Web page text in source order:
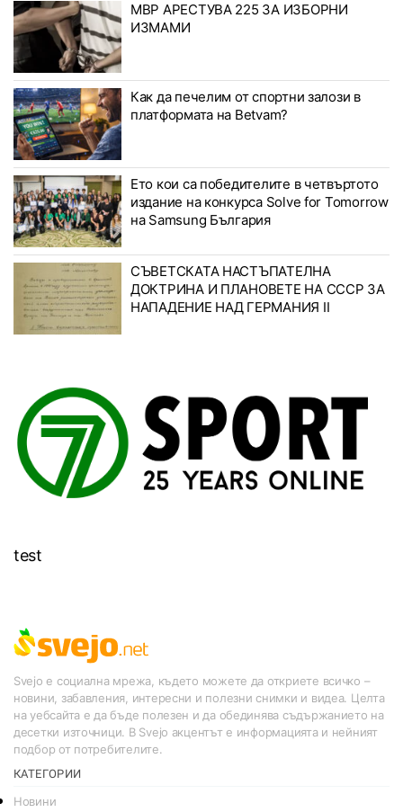
МВР АРЕСТУВА 225 ЗА ИЗБОРНИ
ИЗМАМИ
Как да печелим от спортни залози в
платформата на Betvam?
Ето кои са победителите в четвъртото
издание на конкурса Solve for Tomorrow
на Samsung България
СЪВЕТСКАТА НАСТЪПАТЕЛНА
ДОКТРИНА И ПЛАНОВЕТЕ НА СССР ЗА
НАПАДЕНИЕ НАД ГЕРМАНИЯ II
test
Svejo е социална мрежа, където можете да откриете всичко –
новини, забавления, интересни и полезни снимки и видеа. Целта
на уебсайта е да бъде полезен и да обединява съдържанието на
десетки източници. В Svejo акцентът е информацията и нейният
подбор от потребителите.
КАТЕГОРИИ
Новини